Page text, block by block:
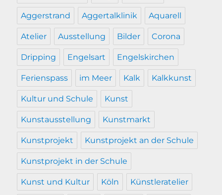
Aggerstrand Aggertalklinik Aquarell
Atelier Ausstellung Bilder Corona
Dripping Engelsart Engelskirchen
Ferienspass im Meer Kalk Kalkkunst
Kultur und Schule Kunst
Kunstausstellung Kunstmarkt
Kunstprojekt Kunstprojekt an der Schule
Kunstprojekt in der Schule
Kunst und Kultur Köln Künstleratelier